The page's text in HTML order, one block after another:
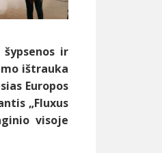
ir
ištrauka
Europos
„Fluxus
visoje